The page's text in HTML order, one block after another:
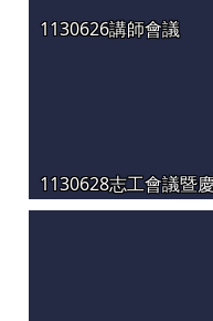
1130626講師會議
1130628志工會議暨